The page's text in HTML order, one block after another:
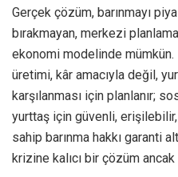
Gerçek çözüm, barınmayı
bırakmayan, merkezi
ekonomi modelinde
üretimi, kâr amacıyla değil,
karşılanması için planlanır;
yurttaş için güvenli,
sahip barınma hakkı garanti
krizine kalıcı bir çözüm